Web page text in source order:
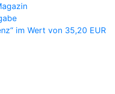
im Wert von 35,20 EUR